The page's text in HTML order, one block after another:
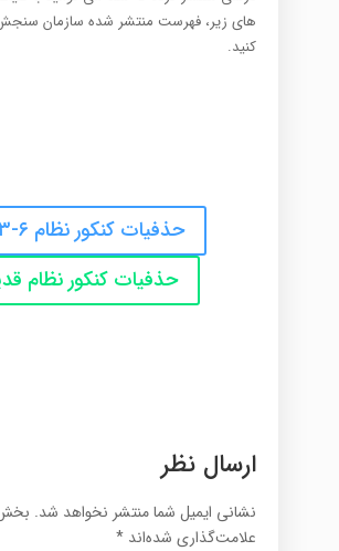
های زیر، فهرست منتشر شده سازمان
کنید.
حذفیات کنکور نظام ۶-۳-۳
حذفیات کنکور نظام
ارسال نظر
نشانی ایمیل شما منتشر نخواهد شد.
علامت‌گذاری شده‌اند *